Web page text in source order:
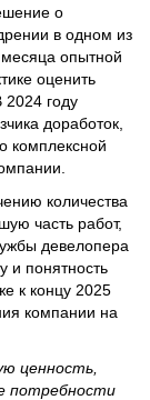
о
в одном из
опытной
оценить
2024 году
доработок,
комплексной
количества
часть работ,
девелопера
и понятность
к концу 2025
компании на
ценность,
потребности